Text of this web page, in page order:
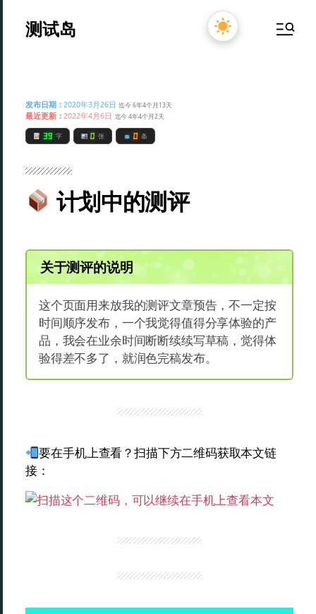
测试岛
发布日期：2020年3月26日 迄今 6年4个月13天
最近更新：2022年4月6日 迄今 4年4个月2天
39 字 0 张 0 条
计划中的测评
关于测评的说明
这个页面用来放我的测评文章预告，不一定按
时间顺序发布，一个我觉得值得分享体验的产
品，我会在业余时间断断续续写草稿，觉得体
验得差不多了，就润色完稿发布。
要在手机上查看？扫描下方二维码获取本文链
接：